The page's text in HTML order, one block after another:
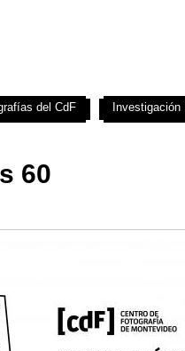
60
del CdF Investigación